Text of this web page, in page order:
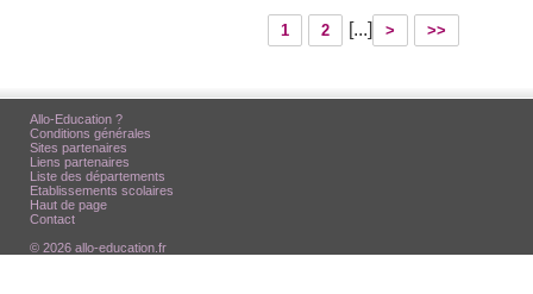
1 2 [...] > >>
Allo-Education ?
Conditions générales
Sites partenaires
Liens partenaires
Liste des départements
Etablissements scolaires
Haut de page
Contact
© 2026 allo-education.fr